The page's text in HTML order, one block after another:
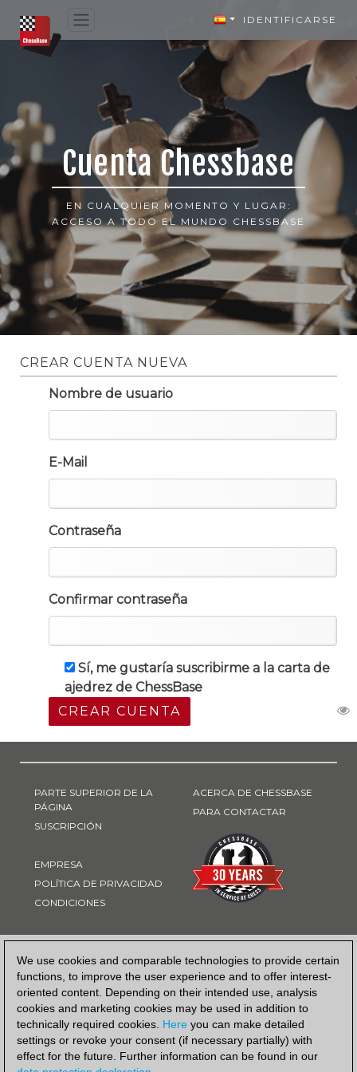
We use cookies and comparable technologies to provide certain
functions, to improve the user experience and to offer interest-
oriented content. Depending on their intended use, analysis
cookies and marketing cookies may be used in addition to
technically required cookies. Here you can make detailed
settings or revoke your consent (if necessary partially) with
effect for the future. Further information can be found in our
IDENTIFICARSE
Cuenta Chessbase
EN CUALQUIER MOMENTO Y LUGAR:
ACCESO A TODO EL MUNDO CHESSBASE
CREAR CUENTA NUEVA
Nombre de usuario
E-Mail
Contraseña
Confirmar contraseña
Sí, me gustaría suscribirme a la carta de
ajedrez de ChessBase
CREAR CUENTA
PARTE SUPERIOR DE LA
PÁGINA
SUSCRIPCIÓN
EMPRESA
POLÍTICA DE PRIVACIDAD
CONDICIONES
ACERCA DE CHESSBASE
PARA CONTACTAR
FORMA DE PAGO